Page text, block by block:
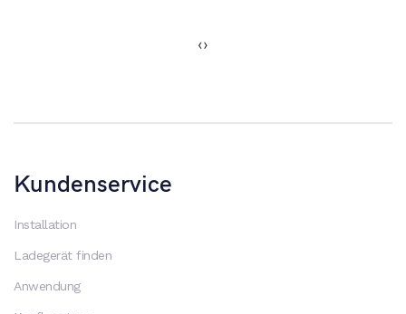
‹›
Kundenservice
Installation
Ladegerät finden
Anwendung